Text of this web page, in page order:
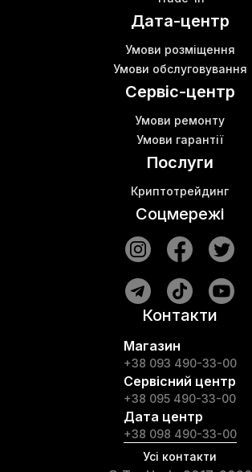
Дата-центр
Умови розміщення
Умови обслуговування
Сервіс-центр
Умови ремонту
Умови гарантії
Послуги
Криптотрейдинг
Соцмережі
Контакти
Магазин
+38 093 490-33-00
Сервісний центр
+38 095 490-33-00
Дата центр
+38 098 490-33-00
Усі контакти